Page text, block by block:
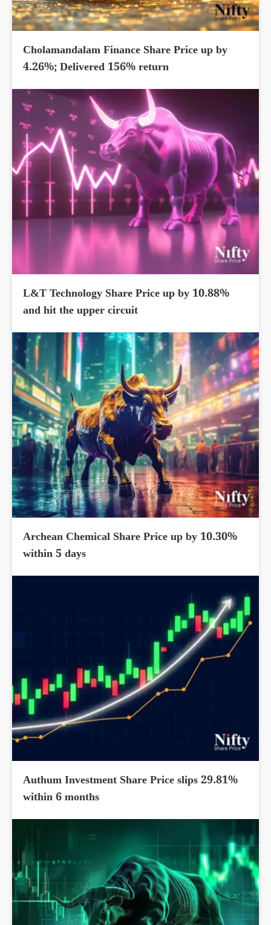
Cholamandalam Finance Share Price up by
4.26%; Delivered 156% return
L&T Technology Share Price up by 10.88%
and hit the upper circuit
Archean Chemical Share Price up by 10.30%
within 5 days
Authum Investment Share Price slips 29.81%
within 6 months